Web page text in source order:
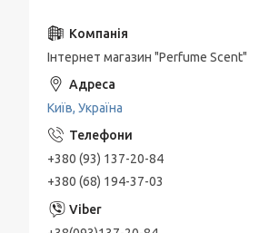
Інтернет магазин "Perfume Scent"
Київ, Україна
+380 (93) 137-20-84
+380 (68) 194-37-03